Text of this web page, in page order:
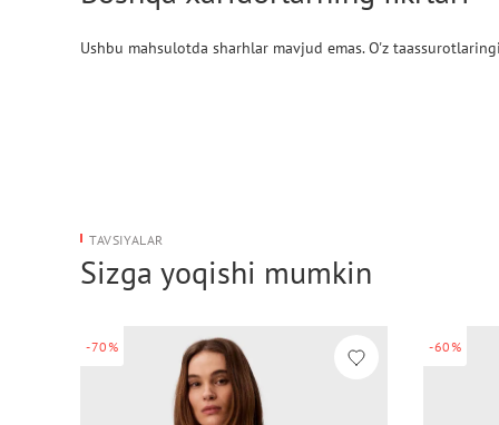
Ushbu mahsulotda sharhlar mavjud emas. O'z
TAVSIYALAR
Sizga yoqishi mumkin
-70% -60%